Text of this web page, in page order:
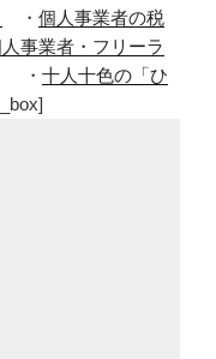
・ 個人事業者の税
事業者・フリーラ
十人十色の「ひ